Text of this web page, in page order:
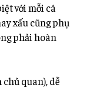
với mỗi cá
xấu cũng phụ
phải hoàn
quan), dễ